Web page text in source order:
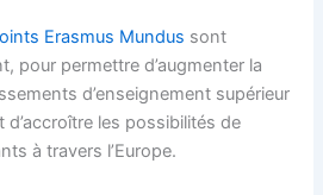
Erasmus Mundus sont
pour permettre d’augmenter la
d’enseignement supérieur
les possibilités de
à travers l’Europe.